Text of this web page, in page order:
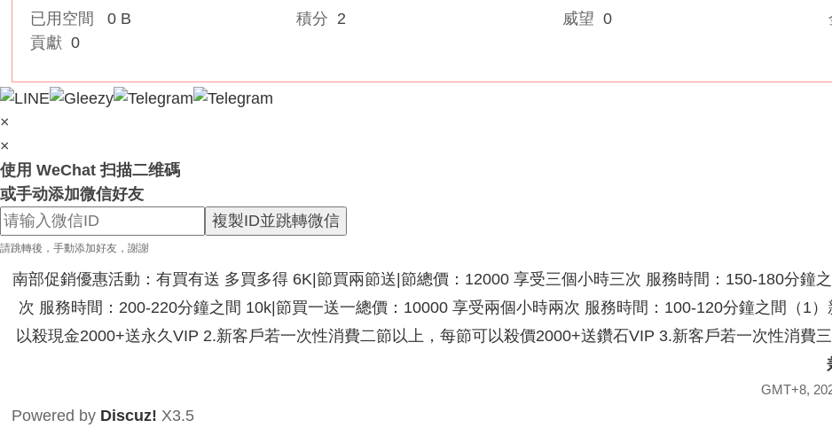
男
福
天
堂
~
手
必
看
已用空間
0 B 積分 2 威望 0
貢獻 0
×
×
使用 WeChat 扫描二维碼
或手动添加微信好友
複製ID並跳轉微信
請跳轉後，手動添加好友，謝謝
南部促銷優惠活動：有買有送 多買多得 6K|節買兩節送|節總價：12000 享受三個小時三次 服務時間：150-180分鐘
次 服務時間：200-220分鐘之間 10k|節買一送一總價：10000 享受兩個小時兩次 服務時間：100-120分鐘之間（1
以殺現金2000+送永久VIP 2.新客戶若一次性消費二節以上，每節可以殺價2000+送鑽石VIP 3.新客戶若一次性消費
GMT+8,
Powered by Discuz! X3.5